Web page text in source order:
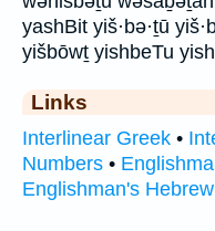
yashBit yiš·bə·ṯū
yišbōwṯ yishbeTu
Links
Interlinear Greek •
Numbers •
Englishman's